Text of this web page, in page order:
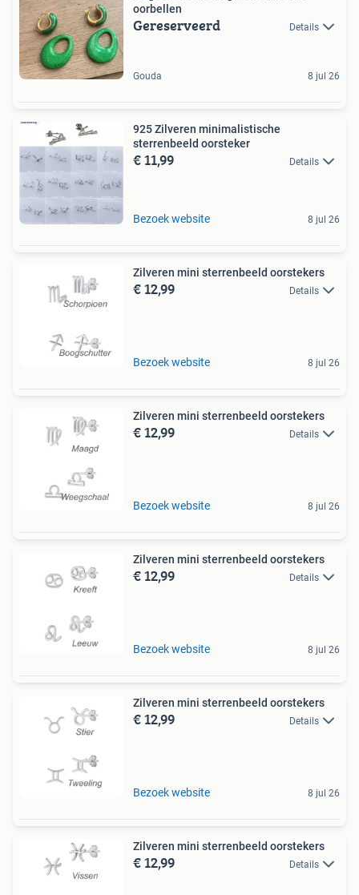
oorbellen
Gereserveerd Details
Gouda 8 jul 26
925 Zilveren minimalistische
sterrenbeeld oorsteker
€ 11,99 Details
Bezoek website 8 jul 26
Zilveren mini sterrenbeeld oorstekers
€ 12,99 Details
Bezoek website 8 jul 26
Zilveren mini sterrenbeeld oorstekers
€ 12,99 Details
Bezoek website 8 jul 26
Zilveren mini sterrenbeeld oorstekers
€ 12,99 Details
Bezoek website 8 jul 26
Zilveren mini sterrenbeeld oorstekers
€ 12,99 Details
Bezoek website 8 jul 26
Zilveren mini sterrenbeeld oorstekers
€ 12,99 Details